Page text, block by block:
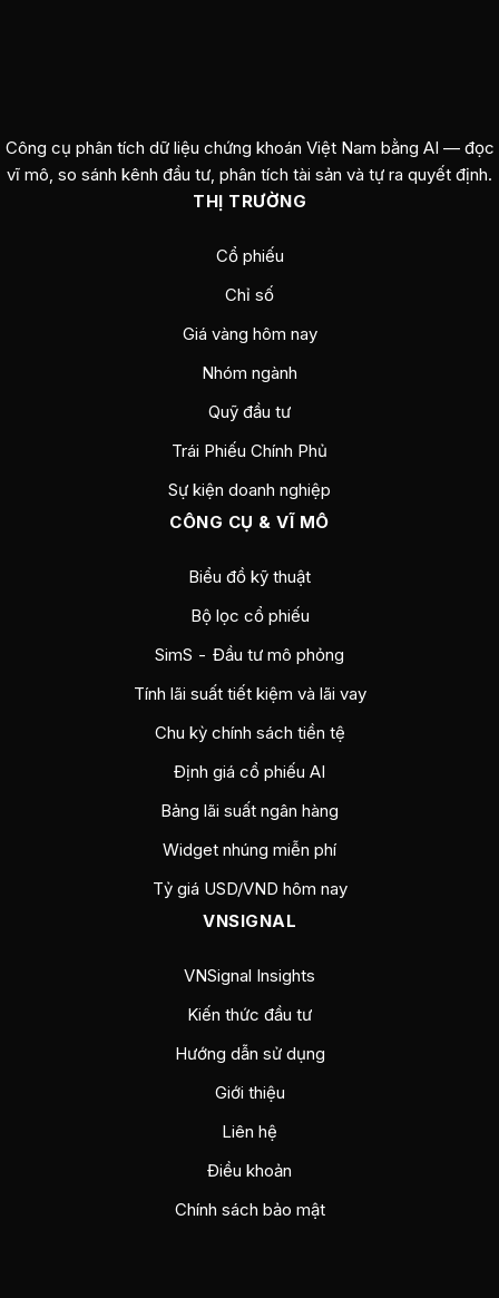
Công cụ phân tích dữ liệu chứng khoán Việt Nam bằng AI — đọc
vĩ mô, so sánh kênh đầu tư, phân tích tài sản và tự ra quyết định.
THỊ TRƯỜNG
Cổ phiếu
Chỉ số
Giá vàng hôm nay
Nhóm ngành
Quỹ đầu tư
Trái Phiếu Chính Phủ
Sự kiện doanh nghiệp
CÔNG CỤ & VĨ MÔ
Biểu đồ kỹ thuật
Bộ lọc cổ phiếu
SimS - Đầu tư mô phỏng
Tính lãi suất tiết kiệm và lãi vay
Chu kỳ chính sách tiền tệ
Định giá cổ phiếu AI
Bảng lãi suất ngân hàng
Widget nhúng miễn phí
Tỷ giá USD/VND hôm nay
VNSIGNAL
VNSignal Insights
Kiến thức đầu tư
Hướng dẫn sử dụng
Giới thiệu
Liên hệ
Điều khoản
Chính sách bảo mật